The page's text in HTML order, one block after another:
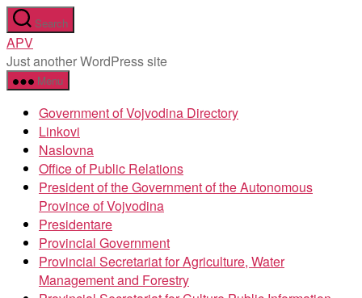
Skip
to
the
content
Search
APV
Just another WordPress site
Menu
Government of Vojvodina Directory
Linkovi
Naslovna
Office of Public Relations
President of the Government of the Autonomous
Province of Vojvodina
Presidentare
Provincial Government
Provincial Secretariat for Agriculture, Water
Management and Forestry